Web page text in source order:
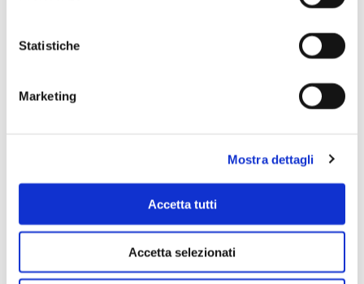
Statistiche
Marketing
Mostra dettagli
Accetta tutti
Accetta selezionati